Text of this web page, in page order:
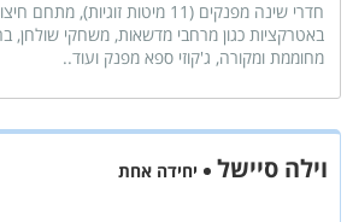
חדרי שינה מפנקים (11 מיטות
באטרקציות כגון מרחבי מדשאות, משחקי שולחן,
מחוממת ומקורה, ג'קוזי ספא מפנק ועוד..
מראש).
וילה סיישל יחידה אחת